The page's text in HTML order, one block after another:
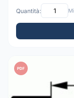
Quantità:
PDF